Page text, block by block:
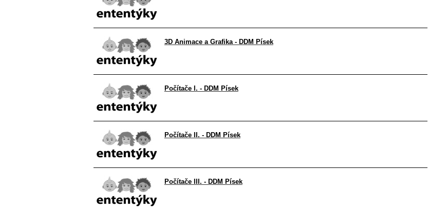
3D Animace a Grafika - DDM Písek
Počítače I. - DDM Písek
Počítače II. - DDM Písek
Počítače III. - DDM Písek